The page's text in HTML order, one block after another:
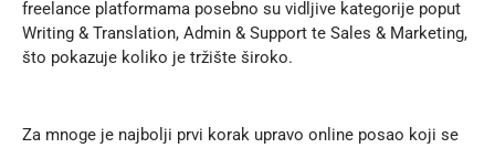
freelance platformama posebno su vidljive kategorije poput
Writing & Translation, Admin & Support te Sales & Marketing,
što pokazuje koliko je tržište široko.
Za mnoge je najbolji prvi korak upravo online posao koji se